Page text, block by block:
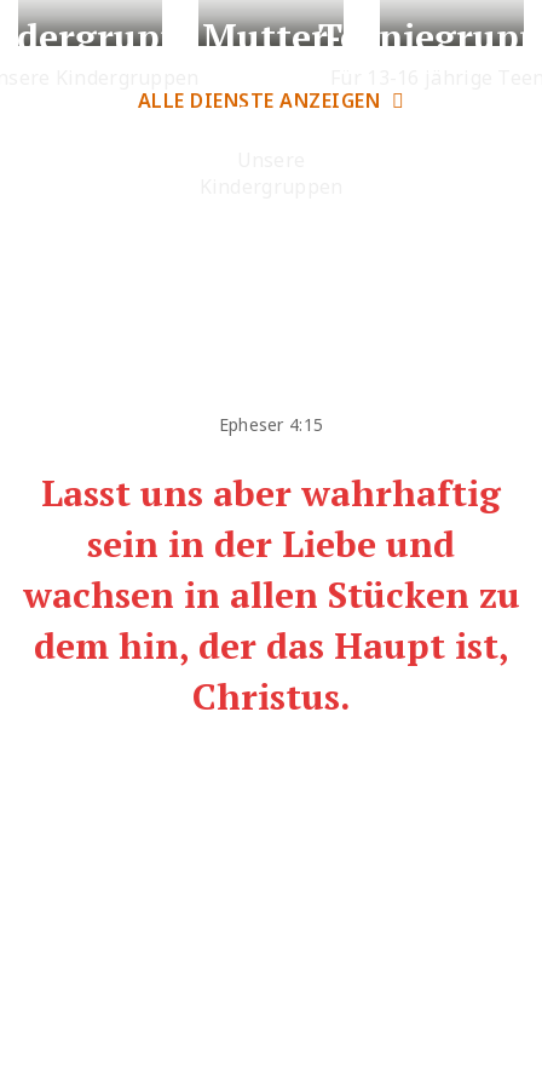
Mutter-
Kreis
ALLE DIENSTE ANZEIGEN
Epheser 4:15
Lasst uns aber wahrhaftig
sein in der Liebe und
wachsen in allen Stücken zu
dem hin, der das Haupt ist,
Christus.